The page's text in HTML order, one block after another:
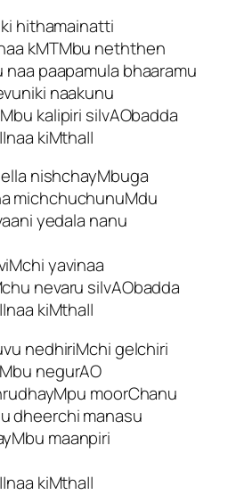
hithamainatti
kMTMbu neththen
paapamula bhaaramu
naakunu
kalipiri silvAObadda
kiMtha||
nishchayMbuga
michchuchunuMdu
yedala nanu
yavinaa
nevaru silvAObadda
kiMtha||
nedhiriMchi gelchiri
negurAO
moorChanu
dheerchi manasu
maanpiri
kiMtha||